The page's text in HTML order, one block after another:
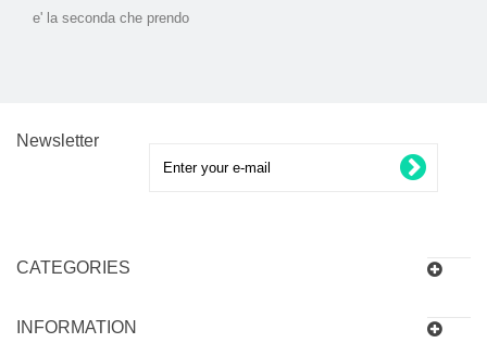
e' la seconda che prendo
Newsletter
CATEGORIES
INFORMATION